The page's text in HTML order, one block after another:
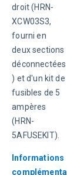
droit (HRN-
XCW03S3,
fourni en
deux sections
déconnectées
) et d'un kit de
fusibles de 5
ampères
(HRN-
5AFUSEKIT).
Informations
complémenta